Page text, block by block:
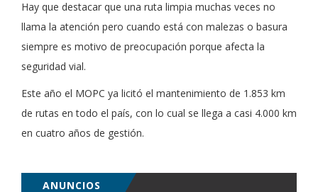
Hay que destacar que una ruta limpia muchas veces no
llama la atención pero cuando está con malezas o basura
siempre es motivo de preocupación porque afecta la
seguridad vial.
Este año el MOPC ya licitó el mantenimiento de 1.853 km
de rutas en todo el país, con lo cual se llega a casi 4.000 km
en cuatro años de gestión.
ANUNCIOS